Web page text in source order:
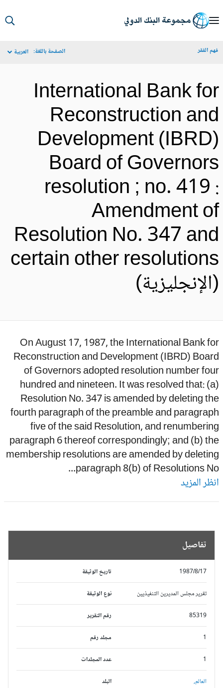
الفقر الصفحة باللغة: العربية
International Bank
Reconstruction
Development
Board of
resolution ; no.
Amendment
Resolution No. 347
certain other
On August 17, 1987, the International Bank
Reconstruction and Development (IBRD)
of Governors adopted resolution number
hundred and nineteen. It was resolved that:
Resolution No. 347 is amended by deleting
fourth paragraph of the preamble and
five of the said Resolution, and
paragraph 6 thereof correspondingly; and (b)
membership resolutions are amended by
paragraph 8(b) of Resolutions
المزيد
تفاصيل
تاريخ الوثيقة 1987/8/17
نوع الوثيقة تقرير مجلس المديرين التنفيذيين
رقم التقرير 85319
مجلد رقم
عدد المجلدات
البلد العالم,